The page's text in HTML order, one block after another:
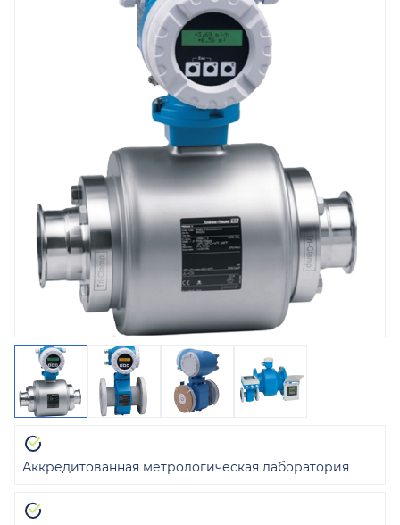
Аккредитованная метрологическая лаборатория